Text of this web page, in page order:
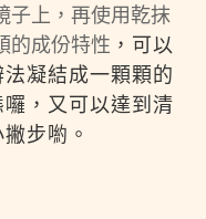
子上，再使用乾抹
的成份特性 ，可以
凝結成一顆顆的
，又可以達到清
步喲。